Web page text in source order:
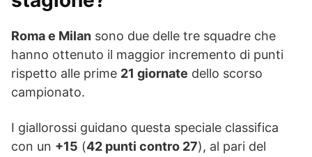
Roma e Milan sono due delle tre squadre che
hanno ottenuto il maggior incremento di punti
rispetto alle prime 21 giornate dello scorso
campionato.
I giallorossi guidano questa speciale classifica
con un +15 (42 punti contro 27), al pari del